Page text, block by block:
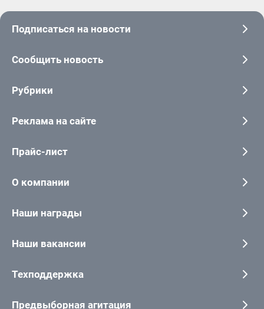
Подписаться на новости
Сообщить новость
Рубрики
Реклама на сайте
Прайс-лист
О компании
Наши награды
Наши вакансии
Техподдержка
Предвыборная агитация